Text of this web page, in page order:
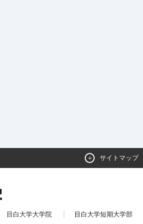
サイトマップ
目白大学大学院 目白大学短期大学部